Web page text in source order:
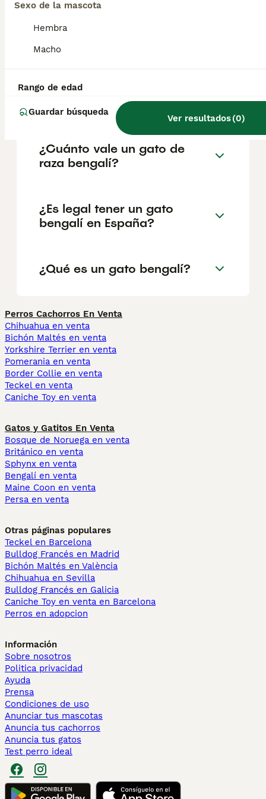
Sexo de la mascota
Hembra
Macho
Rango de edad
Guardar búsqueda
Ver resultados(0)
Bengala en la región de Asia meridional. La
población nativa se divide entre el país
indios de Bengala Occidental, Tripura y
¿Dónde se habla bengalí?
¿Cuánto vale un gato de
raza bengalí?
¿Es legal tener un gato
bengalí en España?
¿Qué es un gato bengalí?
Perros Cachorros En Venta
Chihuahua en venta
Bichón Maltés en venta
Yorkshire Terrier en venta
Pomerania en venta
Border Collie en venta
Teckel en venta
Caniche Toy en venta
Gatos y Gatitos En Venta
Bosque de Noruega en venta
Británico en venta
Sphynx en venta
Bengalí en venta
Maine Coon en venta
Persa en venta
Otras páginas populares
Teckel en Barcelona
Bulldog Francés en Madrid
Bichón Maltés en València
Chihuahua en Sevilla
Bulldog Francés en Galicia
Caniche Toy en venta en Barcelona
Perros en adopcion
Información
Sobre nosotros
Politica privacidad
Ayuda
Prensa
Condiciones de uso
Anunciar tus mascotas
Anuncia tus cachorros
Anuncia tus gatos
Test perro ideal